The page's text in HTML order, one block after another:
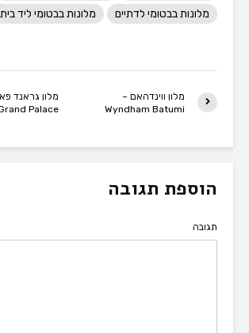
מלונות בבטומי לדתיים
מלונות בבטומי ליד
מלון גראנד
Palace
מלון ווינדהאם –
Wyndham Batumi
הוספת תגובה
תגובה